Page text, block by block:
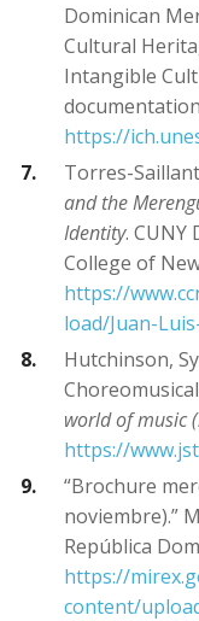
Dominican
Cultural
Intangible
https://
Torres-
and the
Identity. CUNY
College of
https://
load/Juan-
Hutchinson,
world of music
https://
“Brochure
noviembre).”
República
https://
content/